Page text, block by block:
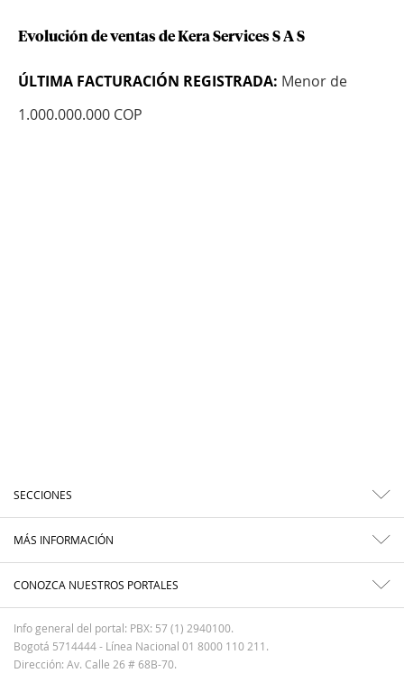
Evolución de ventas de Kera Services S A S
ÚLTIMA FACTURACIÓN REGISTRADA: Menor de
1.000.000.000 COP
SECCIONES
MÁS INFORMACIÓN
CONOZCA NUESTROS PORTALES
Info general del portal: PBX: 57 (1) 2940100.
Bogotá 5714444 - Línea Nacional 01 8000 110 211.
Dirección: Av. Calle 26 # 68B-70.